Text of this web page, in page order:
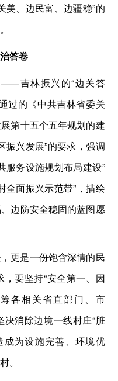
美、边民富、边疆稳”的
答卷
吉林振兴的“边关答
过的《中共吉林省委关
第十五个五年规划的建
振兴发展”的要求，强调
服务设施规划布局建设”
全面振兴示范带”，描绘
边防安全稳固的蓝图愿
更是一份饱含深情的民
要坚持“安全第一、因
各相关省直部门、市
决消除边境一线村庄“脏
成为设施完善、环境优
。